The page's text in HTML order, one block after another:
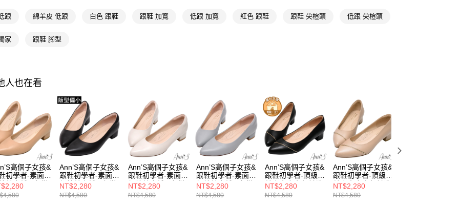
流程，驗證手機門號後，選擇欲分期的期數、繳款截止日，確認付款後即
2.透過簡訊連結打開帳單後，可選擇「超商條碼／台灣大直營門市／銀行轉
帳／街口支付／iPASS MONEY」等通路繳費。
【注意事項】
1.本服務係由「台灣大哥大股份有限公司」（以下簡稱本公司）所提供，讓
用戶於交易時，得透過本服務購買商品或服務，並由商店將買賣／分期付
款買賣價金債權讓與本公司後，依約使用本公司帳單繳交帳款。
2.基於同意付款使用「大哥付你分期」之契約關係目的，商店將以您的個人
資料（包含姓名、電話或地址）提供予台灣大哥大進項蒐集、處理及利
用，由本公司與您本人進行分期帳單所需資料之確認、核對及更正。
3.完整用戶服務條款，請詳閱以下連結：
https://oppay.tw/userRule
【關於「AFTEE先享後付」】
付」結帳頁面，進行簡訊認證並確認金額後，即可完成結帳。
２．訂單成立數日內，您將收到繳費通知簡訊。
３．收到繳費通知簡訊後14天內，點擊此簡訊中的連結，可透過四大超商
／ATM／網路銀行／等多元方式進行付款，方視為交易完成。
※ 請注意：結帳手續完成當下不需立刻繳費，但若您需要取消訂單，請聯
絡購買商品的店家。未經商家同意取消之訂單仍視為有效，需透過AFTEE
先享後付繳納相關費用。
※ 交易是否成功請以「AFTEE先享後付 」之結帳頁面顯示為準，若有關於
是否繳費成功／繳費後需取消欲退款等相關疑問，請聯繫「AFTEE先享後
付客戶支援中心」
https://netprotections.freshdesk.com/support/home
付款後全家取貨
每筆NT$100，滿NT$999(含以上)免運費
萊爾富付款取貨
每筆NT$100，滿NT$999(含以上)免運費
付款後萊爾富取貨
每筆NT$100，滿NT$999(含以上)免運費
本周新品
流行女鞋 【MlT細膩手工鞋】
選機能 ❤沙發後跟系列
選機能 ☁足弓墊腳系列
選腳型 希臘腳
選材質 真皮
海外港澳直送專區
跟 綿羊皮 低跟 白色 跟鞋 跟鞋 加寬 低跟 加寬 紅色 跟鞋 跟鞋 尖楦頭 低跟 尖楦頭
家 跟鞋 腳型
人也在看
高個子女孩&
初學者-素面頂
羊皮低跟包鞋
卡其(版型偏
Ann’S高個子女孩&
跟鞋初學者-素面頂
級綿羊皮低跟包鞋
3cm-黑(版型偏小)
NT$2,280
NT$4,580
Ann’S高個子女孩&
跟鞋初學者-素面頂
級綿羊皮低跟包鞋
3cm-米白(版型偏
小)
NT$2,280
NT$4,580
Ann’S高個子女孩&
跟鞋初學者-素面頂
級綿羊皮低跟包鞋
3cm-藍(版型偏小)
NT$2,280
NT$4,580
Ann’S高個子女孩&
跟鞋初學者-頂級綿
羊皮真皮金色斜帶
低跟尖頭包鞋3cm-
黑
NT$2,280
NT$4,580
Ann’S高個子女孩&
跟鞋初學者-頂級綿
羊皮真皮金色斜帶
低跟尖頭包鞋3cm-
杏
NT$2,280
NT$4,580